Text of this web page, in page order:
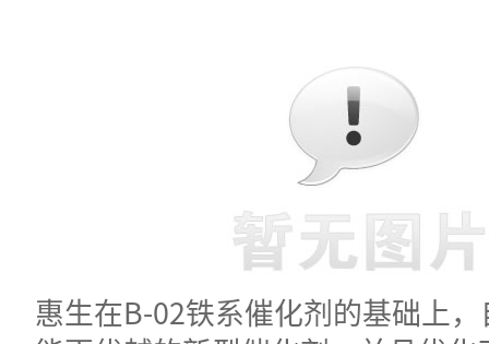
惠生在B-02铁系催化剂的基础上